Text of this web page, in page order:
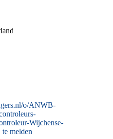
o/ANWB-
Wijchense-
te melden